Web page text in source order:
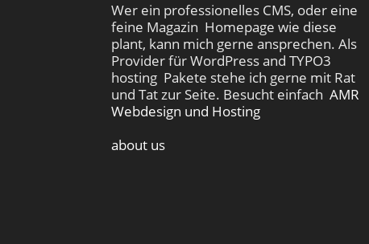
Wer ein professionelles CMS, oder eine
feine Magazin Homepage wie diese
plant, kann mich gerne ansprechen. Als
Provider für WordPress and TYPO3
hosting Pakete stehe ich gerne mit Rat
und Tat zur Seite. Besucht einfach AMR
Webdesign und Hosting
about us